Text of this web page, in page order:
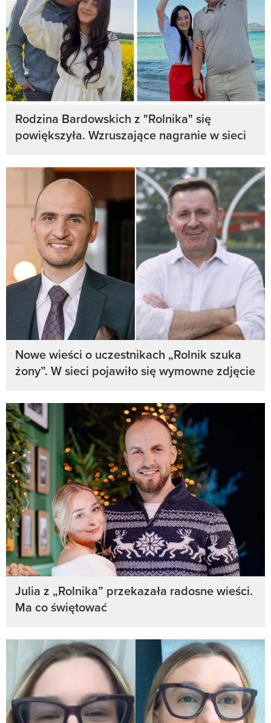
Rodzina Bardowskich z "Rolnika" się
powiększyła. Wzruszające nagranie w sieci
Nowe wieści o uczestnikach „Rolnik szuka
żony”. W sieci pojawiło się wymowne zdjęcie
Julia z „Rolnika” przekazała radosne wieści.
Ma co świętować